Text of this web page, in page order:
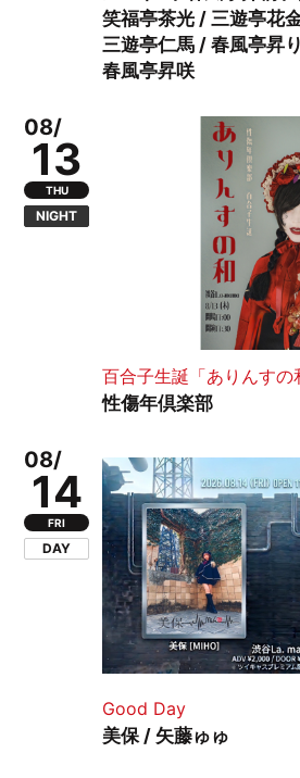
笑福亭茶光 / 三遊亭花
三遊亭仁馬 / 春風亭昇
春風亭昇咲
08/
13
THU
NIGHT
百合子生誕「ありんすの
性傷年倶楽部
08/
14
FRI
DAY
Good Day
美保 / 矢藤ゅゅ